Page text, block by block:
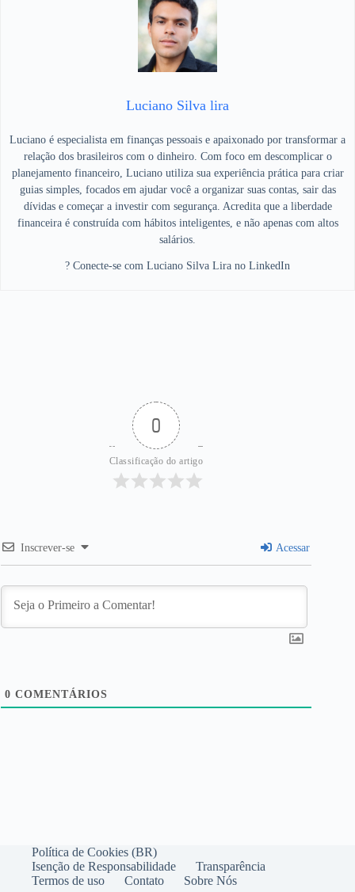
Luciano Silva lira
Luciano é especialista em finanças pessoais e apaixonado por transformar a
relação dos brasileiros com o dinheiro. Com foco em descomplicar o
planejamento financeiro, Luciano utiliza sua experiência prática para criar
guias simples, focados em ajudar você a organizar suas contas, sair das
dívidas e começar a investir com segurança. Acredita que a liberdade
financeira é construída com hábitos inteligentes, e não apenas com altos
salários.
? Conecte-se com Luciano Silva Lira no LinkedIn
0
Classificação do artigo
Inscrever-se Acessar
0 COMENTÁRIOS
Política de Cookies (BR)
Isenção de Responsabilidade
Transparência
Termos de uso
Contato Sobre Nós